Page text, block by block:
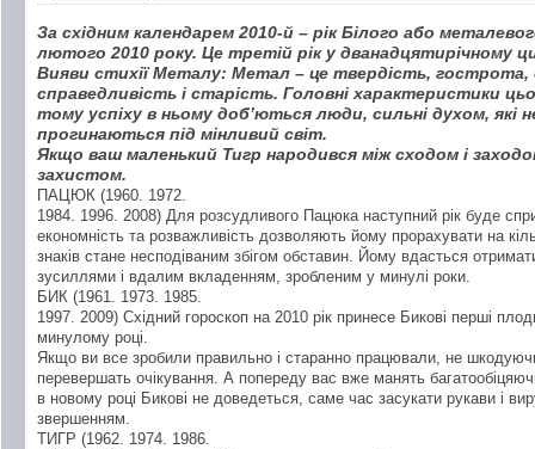
За східним календарем 2010-й – рік Білого або
лютого 2010 року. Це третій рік у дванадцятирічному
Вияви стихії Металу: Метал – це твердість, гострота,
справедливість і старість. Головні характеристики
тому успіху в ньому доб’ються люди, сильні духом, які
прогинаються під мінливий світ.
Якщо ваш маленький Тигр народився між сходом і
захистом.
ПАЦЮК (1960. 1972.
1984. 1996. 2008) Для розсудливого Пацюка наступний рік буде
економність та розважливість дозволяють йому прорахувати на
знаків стане несподіваним збігом обставин. Йому вдасться
зусиллями і вдалим вкладенням, зробленим у минулі роки.
БИК (1961. 1973. 1985.
1997. 2009) Східний гороскоп на 2010 рік принесе Бикові перші
минулому році.
Якщо ви все зробили правильно і старанно працювали, не
перевершать очікування. А попереду вас вже манять
в новому році Бикові не доведеться, саме час засукати рукави і
звершенням.
ТИГР (1962. 1974. 1986.